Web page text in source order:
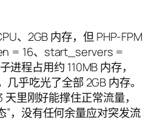
、2GB 内存，但 PHP-FPM
= 16、start_servers =
进程占用约 110MB 内存，
几乎吃光了全部 2GB 内存。
里刚好能撑住正常流量，
”，没有任何余量应对突发流